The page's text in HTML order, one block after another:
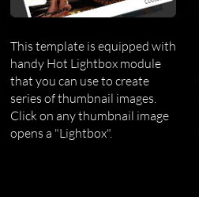
This template is equipped with
handy Hot Lightbox module
that you can use to create
series of thumbnail images.
Click on any thumbnail image
opens a "Lightbox".